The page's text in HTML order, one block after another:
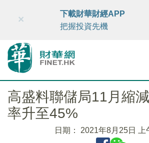
財華智庫網 FINTV FINMETA
×
下載財華財經APP
把握投資先機
高盛料聯儲局11月縮
率升至45%
日期： 2021年8月25日 上